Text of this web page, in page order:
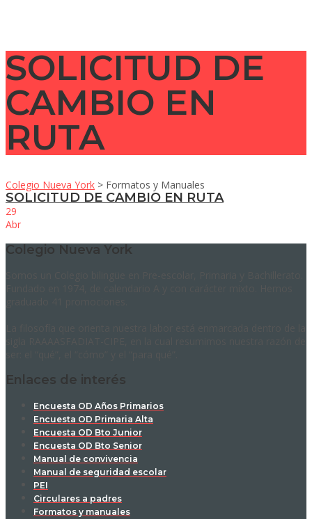
SOLICITUD DE
CAMBIO EN
RUTA
Colegio Nueva York > Formatos y Manuales
SOLICITUD DE CAMBIO EN RUTA
29
Abr
Colegio Nueva York
Enlaces de interés
Encuesta OD Años Primarios
Encuesta OD Primaria Alta
Encuesta OD Bto Junior
Encuesta OD Bto Senior
Manual de convivencia
Manual de seguridad escolar
PEI
Circulares a padres
Formatos y manuales